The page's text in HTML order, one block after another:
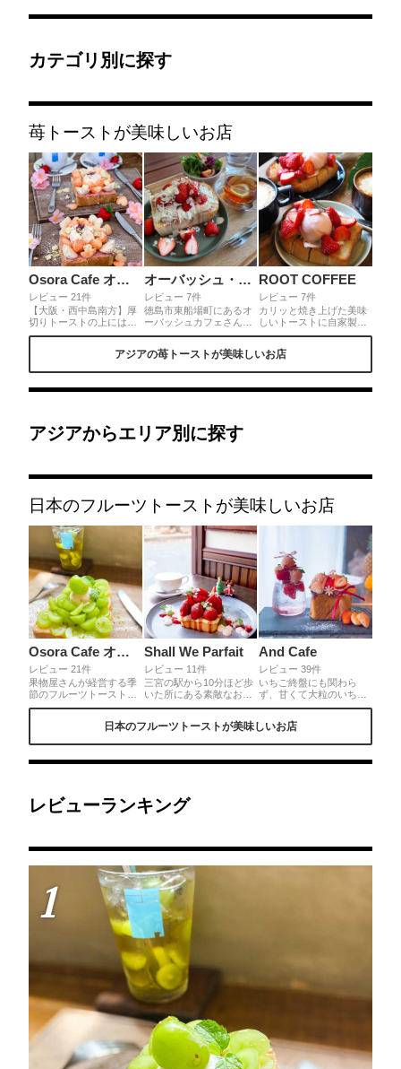
カテゴリ別に探す
苺トーストが美味しいお店
Osora Cafe オソラカフェ
レビュー 21件
【大阪・西中島南方】厚
切りトーストの上には桜
が満開🌸🌸 たっぷりの桜
苺が乗った贅沢トースト
ったよ❕❕どっちも香り豊
年楽しみにしているスイ
ーツなの🎶 ¥3,270 (税込)
オーバッシュ・カフェ
レビュー 7件
徳島市東船場町にあるオ
ーバッシュカフェさん。
毎年リピートする方続出
ト！溢れんばかりのいち
を降りかけて 、、贅沢な
ROOT COFFEE
レビュー 7件
カリッと焼き上げた美味
しいトーストに自家製の
桜ティラミスクリーム、
にフレッシュないちご桜
うな、桜餅のような春ら
くて大満足！
アジアの苺トーストが美味しいお店
アジアからエリア別に探す
日本のフルーツトーストが美味しいお店
Osora Cafe オソラカフェ
レビュー 21件
果物屋さんが経営する季
節のフルーツトーストで
大人気のお店です。岡山
カットトーストが始まり
ンション上がります。お
Shall We Parfait
レビュー 11件
三宮の駅から10分ほど歩
いた所にある素敵なお店
✨とびきり美味しい季節
ストやパフェがスタンダ
けます🍓🍓🍓
And Cafe
レビュー 39件
いちご終盤にも関わら
ず、甘くて大粒のいちご
が食べれるのが、さすが
キレイなピンクのソーダ
ばたー焼きしょくぱん
日本のフルーツトーストが美味しいお店
レビューランキング
1